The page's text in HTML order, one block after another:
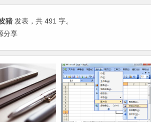
猪 发表，共 491 字。
分享